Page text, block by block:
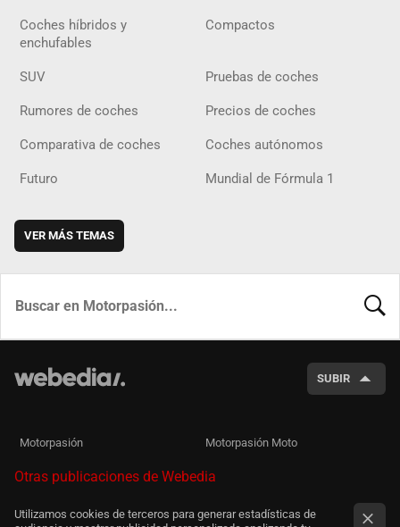
Coches híbridos y
enchufables
Compactos
SUV Pruebas de coches
Rumores de coches Precios de coches
Comparativa de coches Coches autónomos
Futuro Mundial de Fórmula 1
VER MÁS TEMAS
SUBIR
Motorpasión Motorpasión Moto
Otras publicaciones de Webedia
Utilizamos cookies de terceros para generar estadísticas de